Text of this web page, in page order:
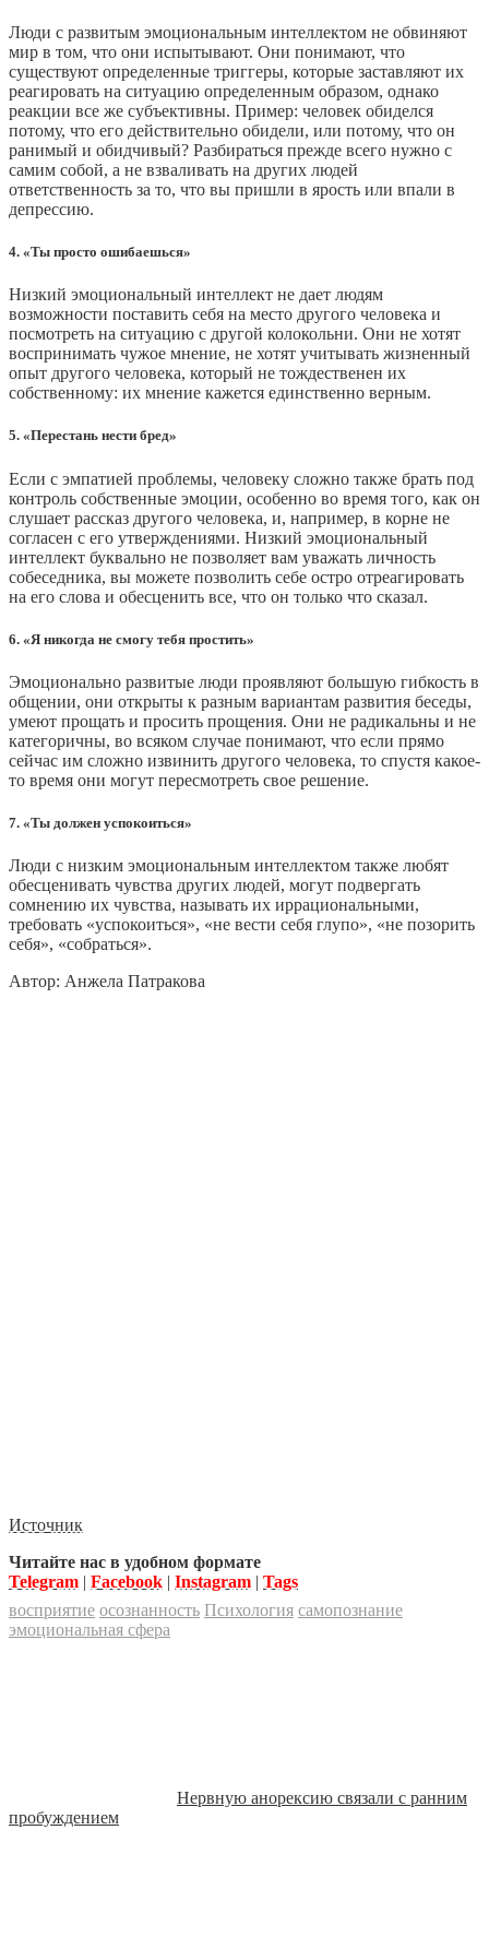
Люди с развитым эмоциональным интеллектом не обвиняют
мир в том, что они испытывают. Они понимают, что
существуют определенные триггеры, которые заставляют их
реагировать на ситуацию определенным образом, однако
реакции все же субъективны. Пример: человек обиделся
потому, что его действительно обидели, или потому, что он
ранимый и обидчивый? Разбираться прежде всего нужно с
самим собой, а не взваливать на других людей
ответственность за то, что вы пришли в ярость или впали в
депрессию.
4. «Ты просто ошибаешься»
Низкий эмоциональный интеллект не дает людям
возможности поставить себя на место другого человека и
посмотреть на ситуацию с другой колокольни. Они не хотят
воспринимать чужое мнение, не хотят учитывать жизненный
опыт другого человека, который не тождественен их
собственному: их мнение кажется единственно верным.
5. «Перестань нести бред»
Если с эмпатией проблемы, человеку сложно также брать под
контроль собственные эмоции, особенно во время того, как он
слушает рассказ другого человека, и, например, в корне не
согласен с его утверждениями. Низкий эмоциональный
интеллект буквально не позволяет вам уважать личность
собеседника, вы можете позволить себе остро отреагировать
на его слова и обесценить все, что он только что сказал.
6. «Я никогда не смогу тебя простить»
Эмоционально развитые люди проявляют большую гибкость в
общении, они открыты к разным вариантам развития беседы,
умеют прощать и просить прощения. Они не радикальны и не
категоричны, во всяком случае понимают, что если прямо
сейчас им сложно извинить другого человека, то спустя какое-
то время они могут пересмотреть свое решение.
7. «Ты должен успокоиться»
Люди с низким эмоциональным интеллектом также любят
обесценивать чувства других людей, могут подвергать
сомнению их чувства, называть их иррациональными,
требовать «успокоиться», «не вести себя глупо», «не позорить
себя», «собраться».
Автор: Анжела Патракова
Источник
Читайте нас в удобном формате
Telegram | Facebook | Instagram | Tags
восприятие осознанность Психология самопознание
эмоциональная сфера
Нервную анорексию связали с ранним
пробуждением